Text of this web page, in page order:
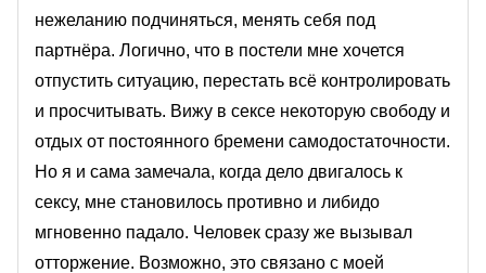
нежеланию подчиняться, менять себя под
партнёра. Логично, что в постели мне хочется
отпустить ситуацию, перестать всё контролировать
и просчитывать. Вижу в сексе некоторую свободу и
отдых от постоянного бремени самодостаточности.
Но я и сама замечала, когда дело двигалось к
сексу, мне становилось противно и либидо
мгновенно падало. Человек сразу же вызывал
отторжение. Возможно, это связано с моей